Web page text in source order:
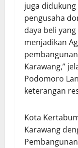
juga
pengusaha
daya beli
menjadikan
Karawang,”
Podomoro
keterangan
Kota
Karawang